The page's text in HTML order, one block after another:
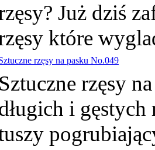
Już dziś
które
rzęsy na pasku No.049
Sztuczne rzęsy
i gęstych